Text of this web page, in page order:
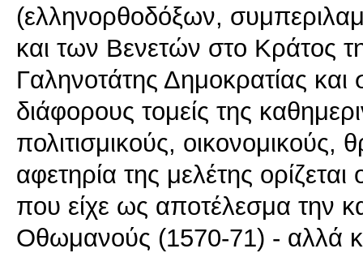
(ελληνορθοδόξων,
και των Βενετών στο Κράτος
Γαληνοτάτης Δημοκρατίας
διάφορους τομείς της
πολιτισμικούς,
αφετηρία της μελέτης
που είχε ως αποτέλεσμα την
Οθωμανούς (1570-71) - αλλά